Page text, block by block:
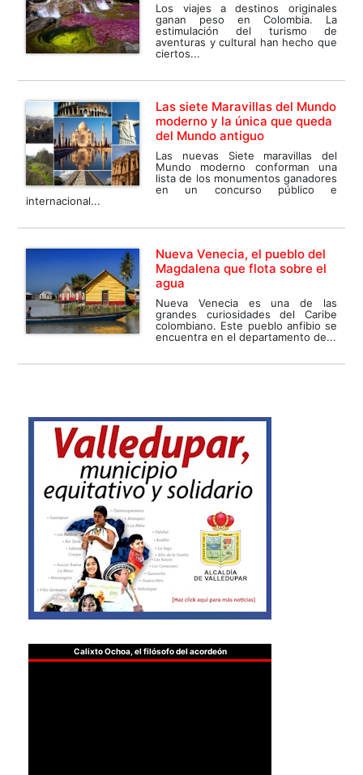
Los viajes a destinos originales
ganan peso en Colombia. La
estimulación del turismo de
aventuras y cultural han hecho que
ciertos...
Las siete Maravillas del Mundo
moderno y la única que queda
del Mundo antiguo
Las nuevas Siete maravillas del
Mundo moderno conforman una
lista de los monumentos ganadores
en un concurso público e
internacional...
Nueva Venecia, el pueblo del
Magdalena que flota sobre el
agua
Nueva Venecia es una de las
grandes curiosidades del Caribe
colombiano. Este pueblo anfibio se
encuentra en el departamento de...
Calixto Ochoa, el filósofo del acordeón